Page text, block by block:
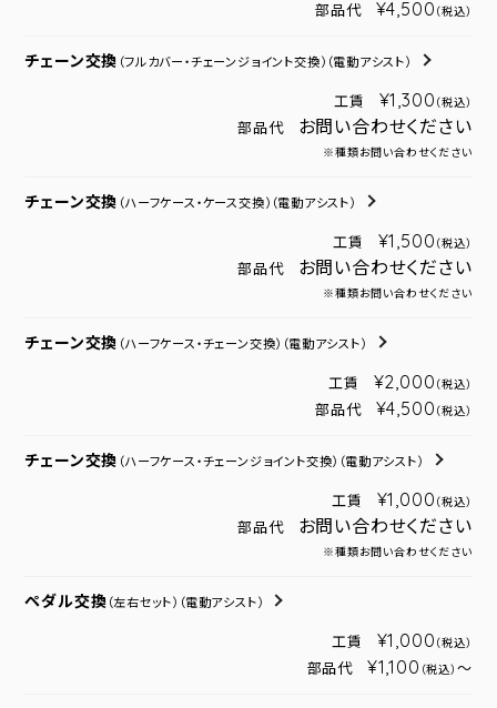
部品代 ¥4,500 （税込）
チェーン交換 （フルカバー・チェーンジョイント交換） （電動アシスト）
工賃 ¥1,300 （税込）
部品代 お問い合わせください
※種類お問い合わせください
チェーン交換 （ハーフケース・ケース交換） （電動アシスト）
工賃 ¥1,500 （税込）
部品代 お問い合わせください
※種類お問い合わせください
チェーン交換 （ハーフケース・チェーン交換） （電動アシスト）
工賃 ¥2,000 （税込）
部品代 ¥4,500 （税込）
チェーン交換 （ハーフケース・チェーンジョイント交換） （電動アシスト）
工賃 ¥1,000 （税込）
部品代 お問い合わせください
※種類お問い合わせください
ペダル交換 （左右セット） （電動アシスト）
工賃 ¥1,000 （税込）
部品代 ¥1,100 （税込） ～